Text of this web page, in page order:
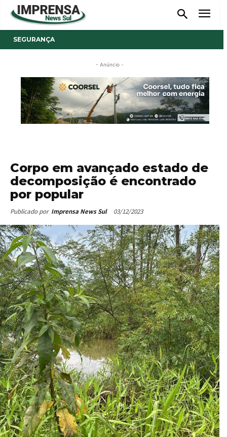
SEGURANÇA
- Anúncio -
Corpo em avançado estado de
decomposição é encontrado
por popular
Publicado por Imprensa News Sul 03/12/2023